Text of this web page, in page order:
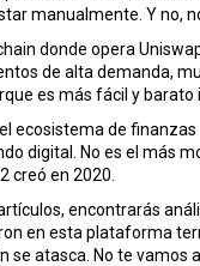
manualmente. Y no,
donde opera
de alta demanda,
es más fácil y
el ecosistema de
digital. No es el más
creó en 2020.
encontrarás
en esta plataforma
se atasca. No te vamos